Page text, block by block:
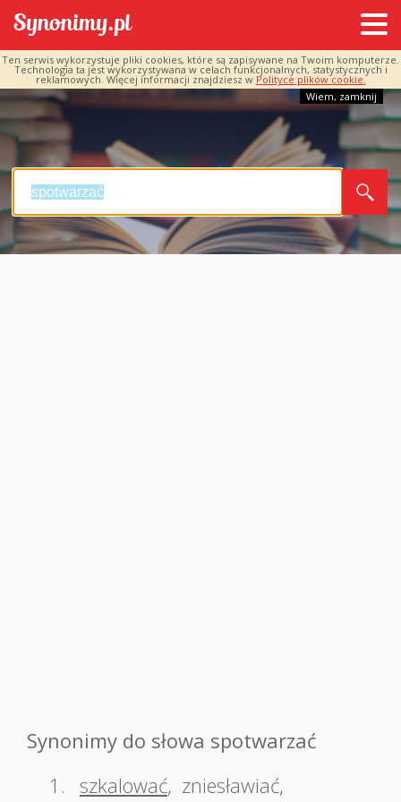
Ten serwis wykorzystuje pliki cookies, które są zapisywane na Twoim komputerze.
Technologia ta jest wykorzystywana w celach funkcjonalnych, statystycznych i
reklamowych. Więcej informacji znajdziesz w Polityce plików cookie.
Wiem, zamknij
Synonimy do słowa spotwarzać
1.
szkalować, zniesławiać,